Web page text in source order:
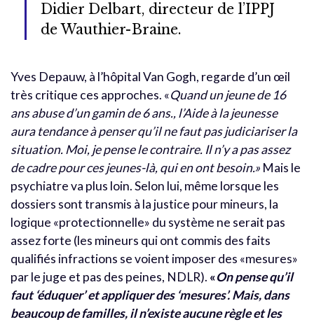
Didier Delbart, directeur de l’IPPJ
de Wauthier-Braine.
Yves Depauw, à l’hôpital Van Gogh, regarde d’un œil
très critique ces approches. «Quand un jeune de 16
ans abuse d’un gamin de 6 ans., l’Aide à la jeunesse
aura tendance à penser qu’il ne faut pas judiciariser la
situation. Moi, je pense le contraire. Il n’y a pas assez
de cadre pour ces jeunes-là, qui en ont besoin.» Mais le
psychiatre va plus loin. Selon lui, même lorsque les
dossiers sont transmis à la justice pour mineurs, la
logique «protectionnelle» du système ne serait pas
assez forte (les mineurs qui ont commis des faits
qualifiés infractions se voient imposer des «mesures»
par le juge et pas des peines, NDLR). «On pense qu’il
faut ‘éduquer’ et appliquer des ‘mesures’. Mais, dans
beaucoup de familles, il n’existe aucune règle et les